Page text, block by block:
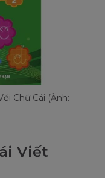
Chữ Cái (Ảnh:
Viết